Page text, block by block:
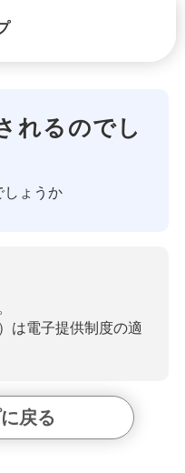
れるのでし
しょうか
は電子提供制度の適
戻る